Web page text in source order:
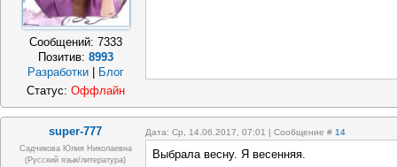
Сообщений: 7333
Позитив: 8993
Разработки
Блог
Статус: Оффлайн
super-777 Дата: Ср, 14.06.2017, 07:01 | Сообщение # 14
Садчикова Юлия Николаевна
(русский язык/литература)
Выбрала весну. Я весенняя.